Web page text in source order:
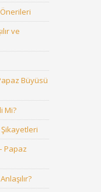
ve
Büyüsü
Mi?
Papaz